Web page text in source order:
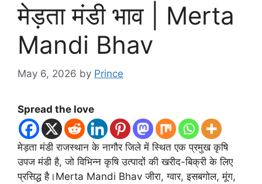
मेड़ता मंडी भाव | Merta
Mandi Bhav
May 6, 2026 by Prince
Spread the love
मेड़ता मंडी राजस्थान के नागौर जिले में स्थित एक प्रमुख कृषि
उपज मंडी है, जो विभिन्न कृषि उत्पादों की खरीद-बिक्री के लिए
प्रसिद्ध है।Merta Mandi Bhav जीरा, ग्वार, इसबगोल, मूंग,